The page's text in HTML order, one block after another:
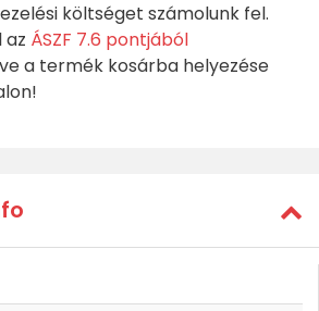
költséget számolunk fel.
az ÁSZF 7.6 pontjából
a termék kosárba helyezése